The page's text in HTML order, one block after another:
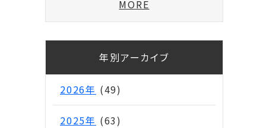
MORE
年別アーカイブ
2026年 (49)
2025年 (63)